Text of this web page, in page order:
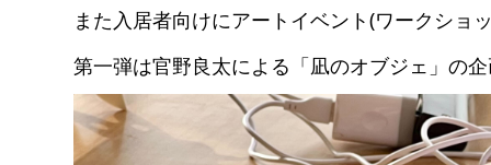
また入居者向けにアートイベント(ワークショ
第一弾は官野良太による「凪のオブジェ」の